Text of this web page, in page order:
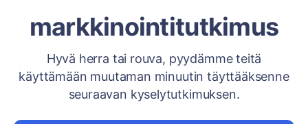
markkinointitutkimus
Hyvä herra tai rouva, pyydämme teitä
käyttämään muutaman minuutin täyttääksenne
seuraavan kyselytutkimuksen.